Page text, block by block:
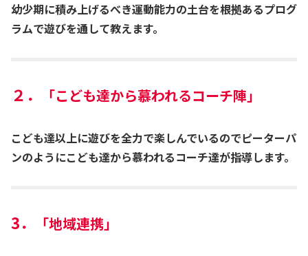
幼少期に積み上げるべき運動能力の土台を根拠あるプログ
ラムで遊びを通して教えます。
２． 「こども達から慕われるコーチ陣」
こども達以上に遊びを全力で楽しんでいるのでピーターパ
ンのようにこども達から慕われるコーチ達が指導します。
3． 「地域連携」